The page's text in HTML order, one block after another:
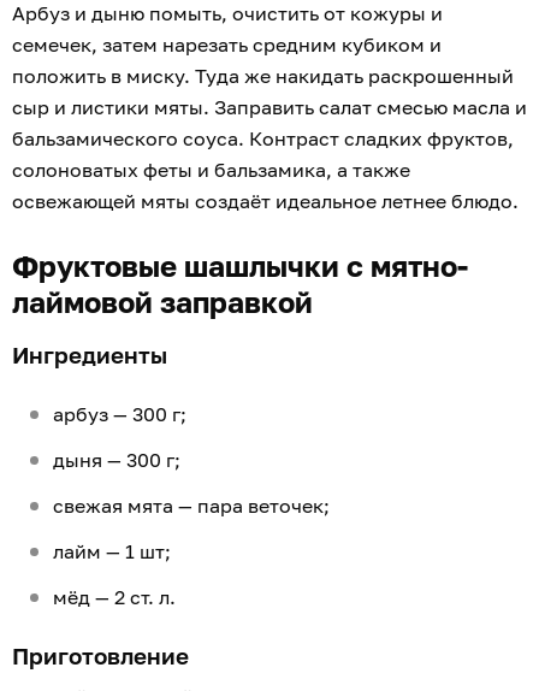
Арбуз и дыню помыть, очистить от кожуры и
семечек, затем нарезать средним кубиком и
положить в миску. Туда же накидать раскрошенный
сыр и листики мяты. Заправить салат смесью масла и
бальзамического соуса. Контраст сладких фруктов,
солоноватых феты и бальзамика, а также
освежающей мяты создаёт идеальное летнее блюдо.
Фруктовые шашлычки с мятно-
лаймовой заправкой
Ингредиенты
арбуз — 300 г;
дыня — 300 г;
свежая мята — пара веточек;
лайм — 1 шт;
мёд — 2 ст. л.
Приготовление